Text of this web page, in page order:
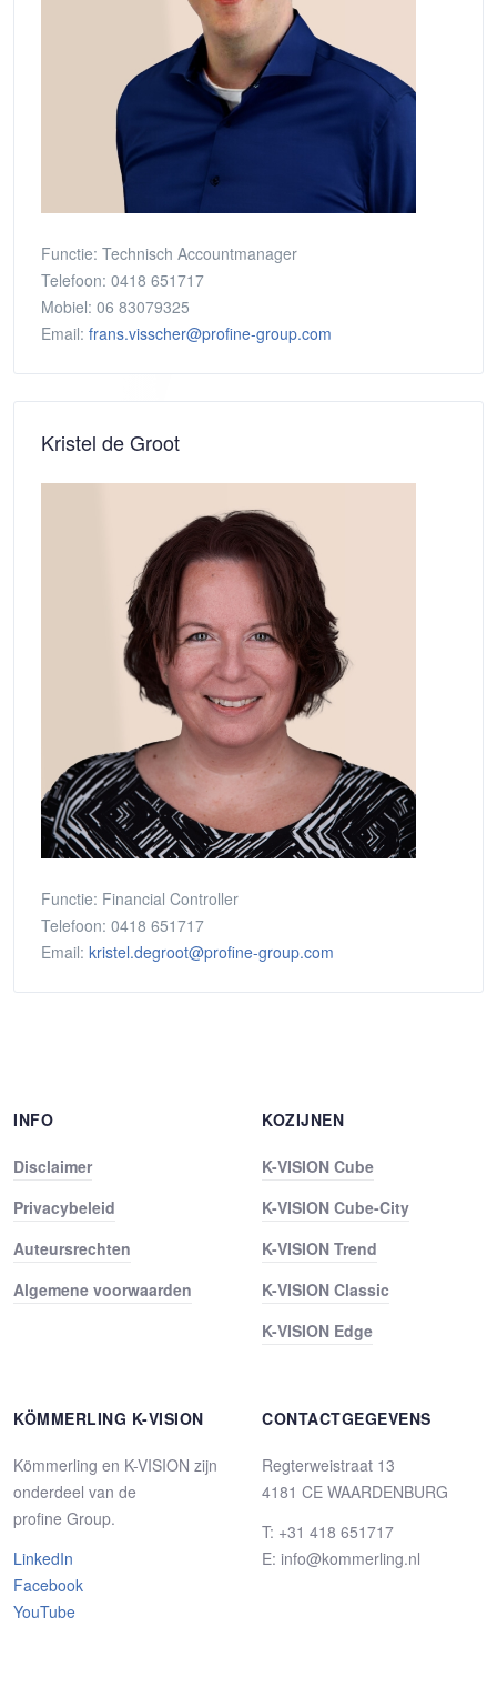
Functie: Technisch Accountmanager
Telefoon: 0418 651717
Mobiel: 06 83079325
Email: frans.visscher@profine-group.com
Kristel de Groot
Functie: Financial Controller
Telefoon: 0418 651717
Email: kristel.degroot@profine-group.com
INFO
Disclaimer
Privacybeleid
Auteursrechten
Algemene voorwaarden
KOZIJNEN
K-VISION Cube
K-VISION Cube-City
K-VISION Trend
K-VISION Classic
K-VISION Edge
KÖMMERLING K-VISION
Kömmerling en K-VISION zijn
onderdeel van de
profine Group.
LinkedIn
Facebook
YouTube
CONTACTGEGEVENS
Regterweistraat 13
4181 CE WAARDENBURG
T: +31 418 651717
E: info@kommerling.nl